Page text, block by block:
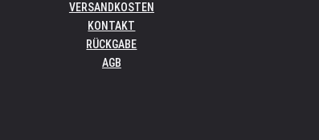
VERSANDKOSTEN
KONTAKT
RÜCKGABE
AGB